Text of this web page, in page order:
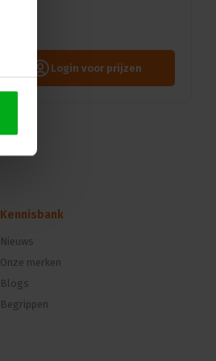
Login voor prijzen
Kennisbank
Nieuws
Onze merken
Blogs
Begrippen